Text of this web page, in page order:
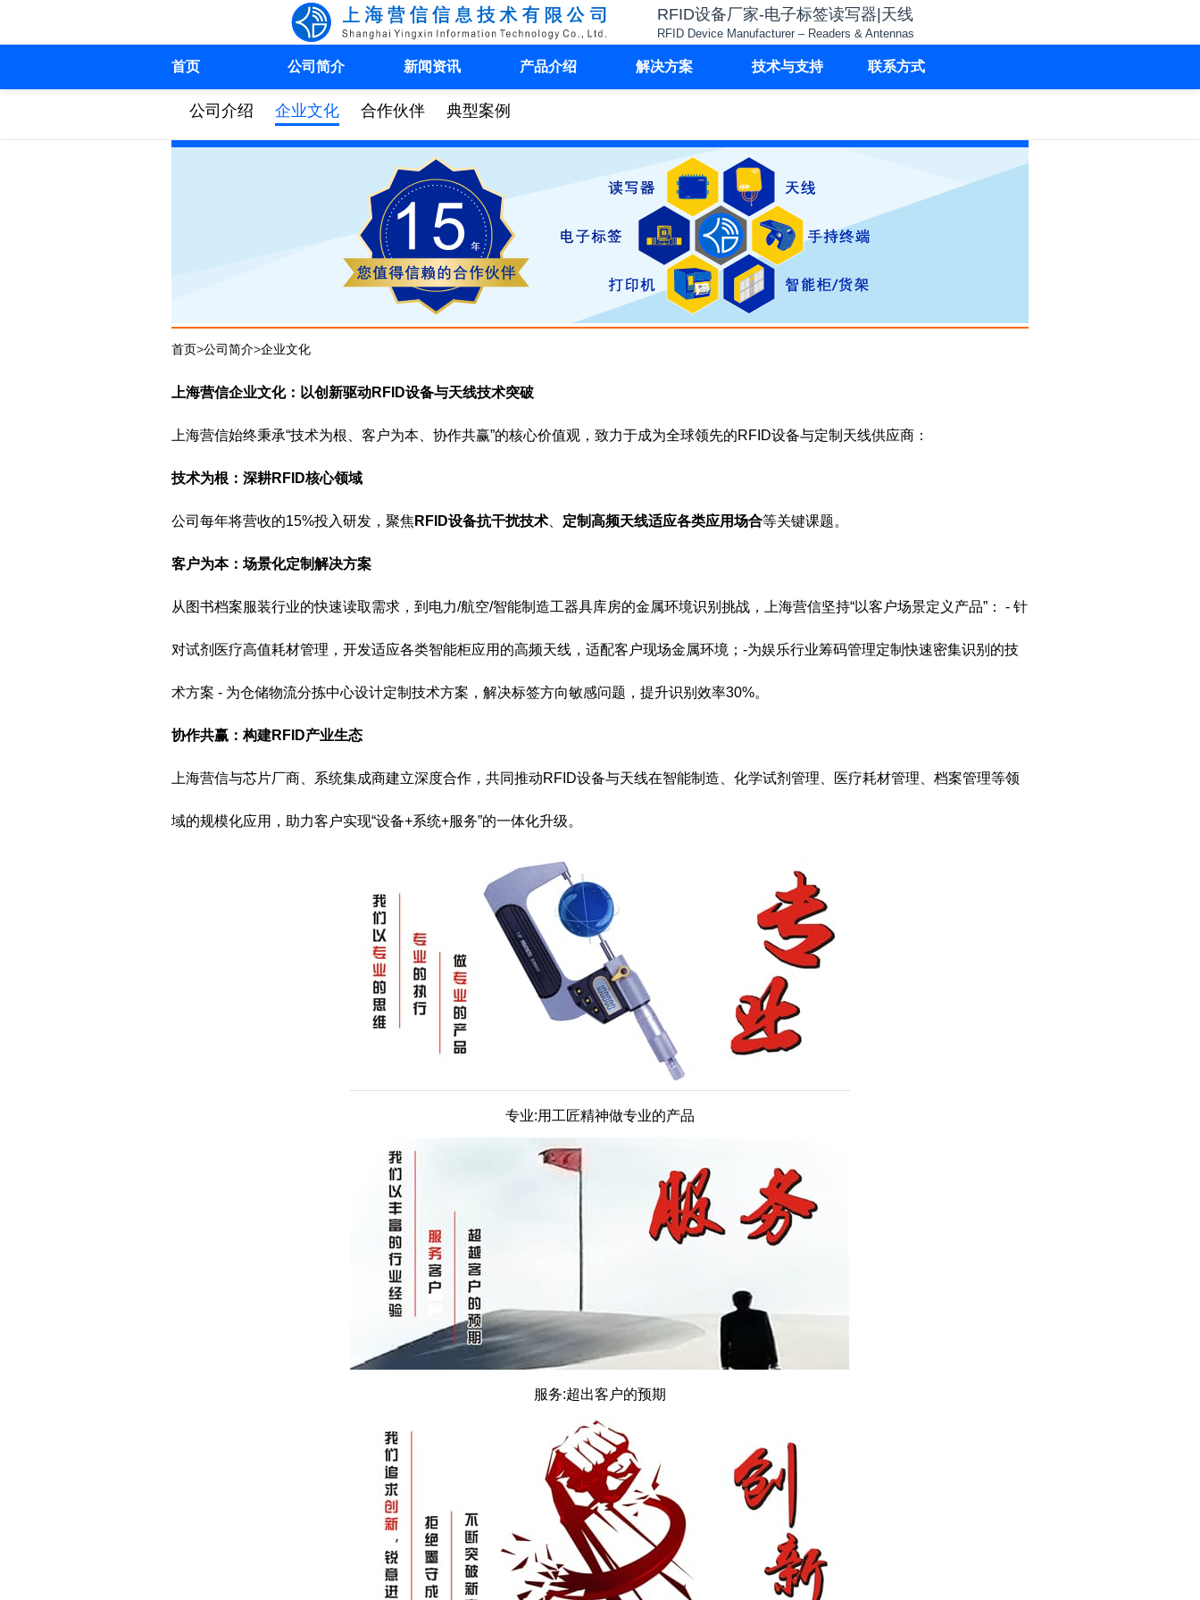
RFID设备厂家-电子标签读写器|天线
RFID Device Manufacturer – Readers & Antennas
首页 公司简介 新闻资讯 产品介绍 解决方案 技术与支持 联系方式
公司介绍 企业文化 合作伙伴 典型案例
首页>公司简介>企业文化
上海营信企业文化：以创新驱动RFID设备与天线技术突破
上海营信始终秉承“技术为根、客户为本、协作共赢”的核心价值观，致力于成为全球领先的RFID设备与定制天线供应商：
技术为根：深耕RFID核心领域
公司每年将营收的15%投入研发，聚焦 RFID设备抗干扰技术 定制高频天线适应各类应用场合等关键课题。
客户为本：场景化定制解决方案
从图书档案服装行业的快速读取需求，到电力/航空/智能制造工器具库房的金属环境识别挑战，上海营信坚持“以客户场景定义产品”： - 针
对试剂医疗高值耗材管理，开发适应各类智能柜应用的高频天线，适配客户现场金属环境； -为娱乐行业筹码管理定制快速密集识别的技
术方案 - 为仓储物流分拣中心设计定制技术方案，解决标签方向敏感问题，提升识别效率30%。
协作共赢：构建RFID产业生态
上海营信与芯片厂商、系统集成商建立深度合作，共同推动RFID设备与天线在智能制造、化学试剂管理 、医疗耗材管理 档案管理等领
域的规模化应用，助力客户实现“设备+系统+服务”的一体化升级。
专业:用工匠精神做专业的产品
服务:超出客户的预期